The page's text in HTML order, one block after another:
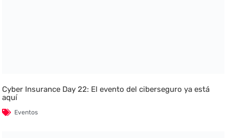
Cyber Insurance Day 22: El evento del ciberseguro ya está
aquí
Eventos